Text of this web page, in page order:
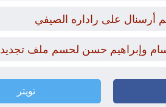
أرسنال على راداره الصيفي
حسام وإبراهيم حسن لحسم ملف
تويتر